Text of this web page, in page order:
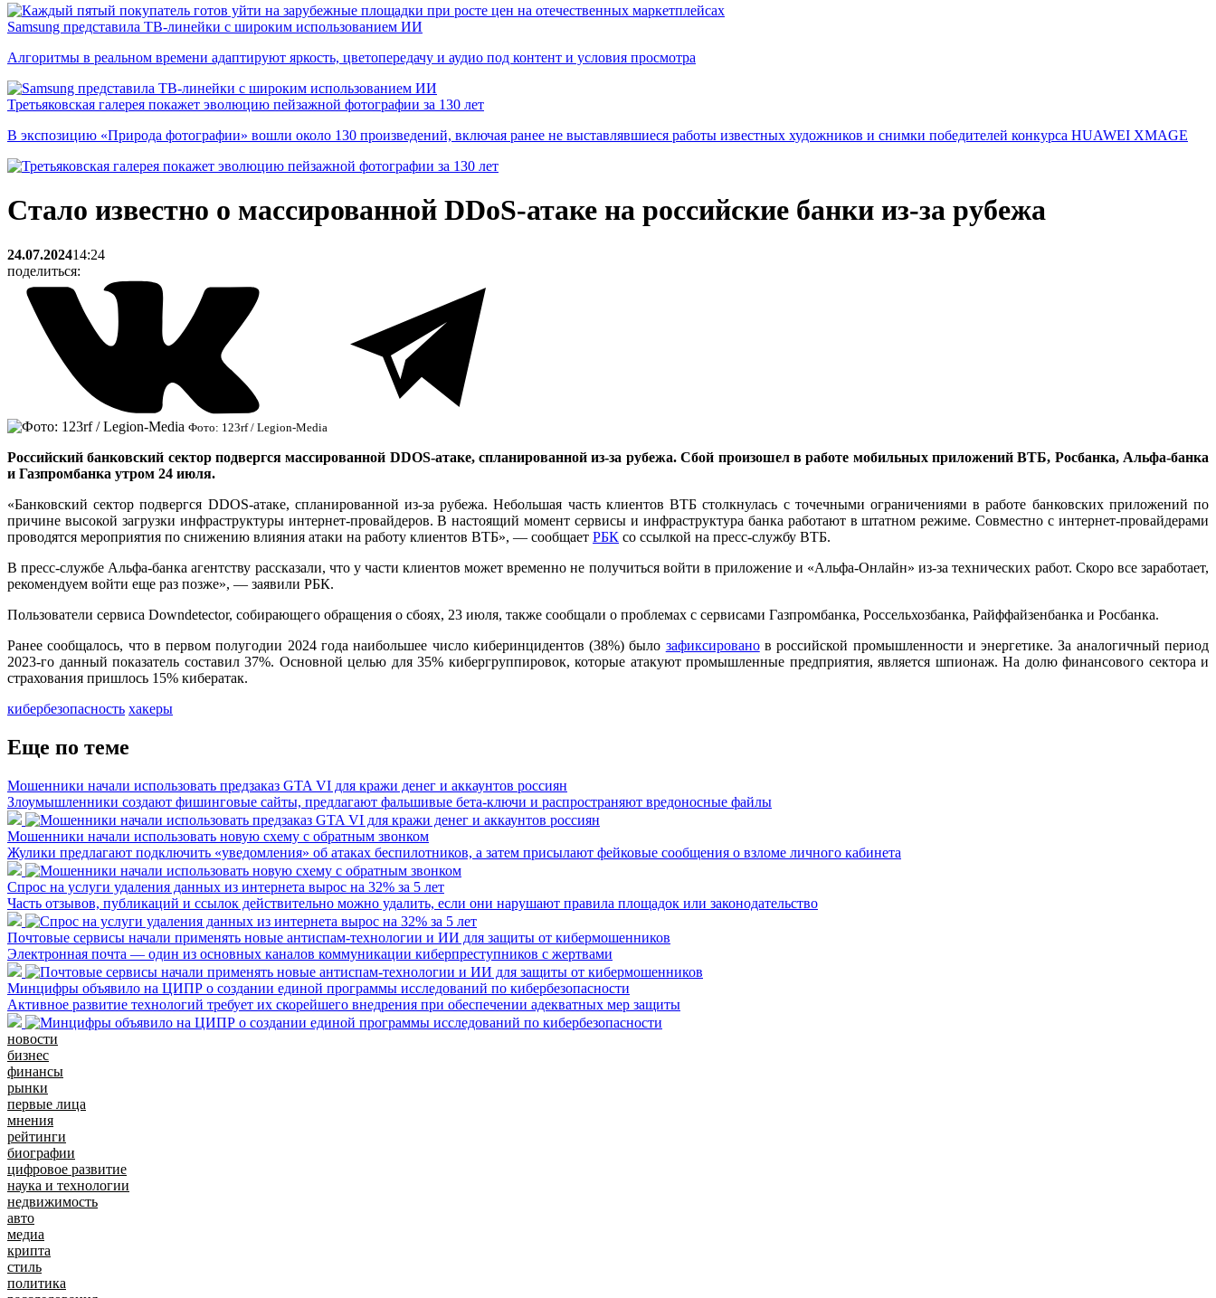
Samsung представила ТВ-линейки с широким использованием ИИ
Алгоритмы в реальном времени адаптируют яркость, цветопередачу и аудио под контент и условия просмотра
Третьяковская галерея покажет эволюцию пейзажной фотографии за 130 лет
В экспозицию «Природа фотографии» вошли около 130 произведений, включая ранее не выставлявшиеся работы известных художников и снимки победителей конкурса HUAWEI XMAGE
Стало известно о массированной DDoS-атаке на российские банки из-за рубежа
24.07.202414:24
поделиться:
Фото: 123rf / Legion-Media
Российский банковский сектор подвергся массированной DDOS-атаке, спланированной из-за рубежа. Сбой произошел в работе мобильных приложений ВТБ, Росбанка, Альфа-банка
и Газпромбанка утром 24 июля.
«Банковский сектор подвергся DDOS-атаке, спланированной из-за рубежа. Небольшая часть клиентов ВТБ столкнулась с точечными ограничениями в работе банковских приложений по
причине высокой загрузки инфраструктуры интернет-провайдеров. В настоящий момент сервисы и инфраструктура банка работают в штатном режиме. Совместно с интернет-провайдерами
проводятся мероприятия по снижению влияния атаки на работу клиентов ВТБ», — сообщает РБК со ссылкой на пресс-службу ВТБ.
В пресс-службе Альфа-банка агентству рассказали, что у части клиентов может временно не получиться войти в приложение и «Альфа-Онлайн» из-за технических работ. Скоро все заработает,
рекомендуем войти еще раз позже», — заявили РБК.
Пользователи сервиса Downdetector, собирающего обращения о сбоях, 23 июля, также сообщали о проблемах с сервисами Газпромбанка, Россельхозбанка, Райффайзенбанка и Росбанка.
Ранее сообщалось, что в первом полугодии 2024 года наибольшее число киберинцидентов (38%) было зафиксированов российской промышленности и энергетике. За аналогичный период
2023-го данный показатель составил 37%. Основной целью для 35% кибергруппировок, которые атакуют промышленные предприятия, является шпионаж. На долю финансового сектора и
страхования пришлось 15% кибератак.
кибербезопасность хакеры
Еще по теме
Мошенники начали использовать предзаказ GTA VI для кражи денег и аккаунтов россиян
Злоумышленники создают фишинговые сайты, предлагают фальшивые бета-ключи и распространяют вредоносные файлы
Мошенники начали использовать новую схему с обратным звонком
Жулики предлагают подключить «уведомления» об атаках беспилотников, а затем присылают фейковые сообщения о взломе личного кабинета
Спрос на услуги удаления данных из интернета вырос на 32% за 5 лет
Часть отзывов, публикаций и ссылок действительно можно удалить, если они нарушают правила площадок или законодательство
Почтовые сервисы начали применять новые антиспам-технологии и ИИ для защиты от кибермошенников
Электронная почта — один из основных каналов коммуникации киберпреступников с жертвами
Минцифры объявило на ЦИПР о создании единой программы исследований по кибербезопасности
Активное развитие технологий требует их скорейшего внедрения при обеспечении адекватных мер защиты
новости
бизнес
финансы
рынки
первые лица
мнения
рейтинги
биографии
цифровое развитие
наука и технологии
недвижимость
авто
медиа
крипта
стиль
политика